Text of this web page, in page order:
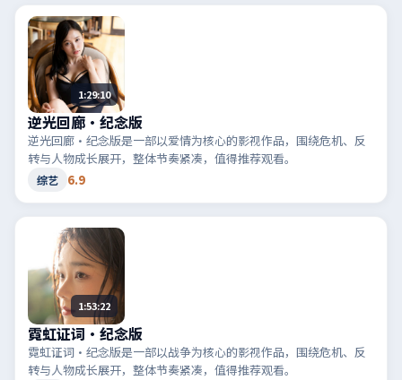
1:29:10
逆光回廊·纪念版
逆光回廊·纪念版是一部以爱情为核心的影视作品，围绕危机、反
转与人物成长展开，整体节奏紧凑，值得推荐观看。
综艺 6.9
1:53:22
霓虹证词·纪念版
霓虹证词·纪念版是一部以战争为核心的影视作品，围绕危机、反
转与人物成长展开，整体节奏紧凑，值得推荐观看。